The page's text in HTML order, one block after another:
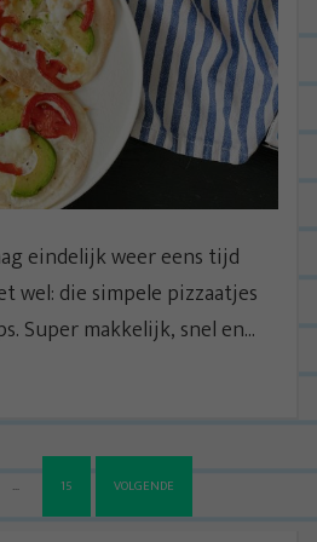
eindelijk weer eens tijd
wel: die simpele pizzaatjes
Super makkelijk, snel en...
e
… 15 VOLGENDE